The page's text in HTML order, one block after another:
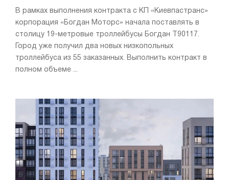
В рамках выполнения контракта с КП «Киевпастранс»
корпорация «Богдан Моторс» начала поставлять в
столицу 19-метровые троллейбусы Богдан Т90117.
Город уже получил два новых низкопольных
троллейбуса из 55 заказанных. Выполнить контракт в
полном объеме ...